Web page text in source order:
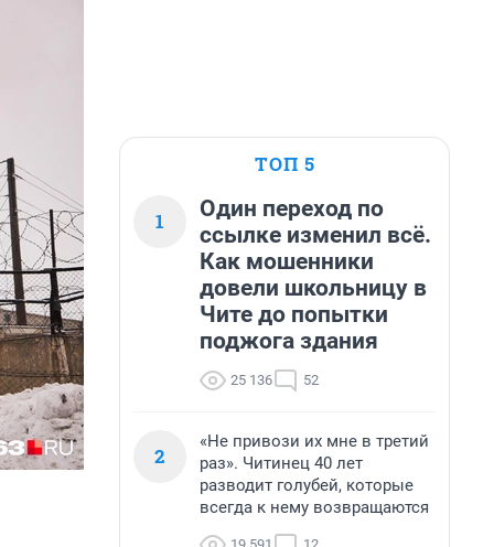
ТОП 5
1
Один переход по
ссылке изменил всё.
Как мошенники
довели школьницу в
Чите до попытки
поджога здания
25 136 52
2
«Не привози их мне в третий
раз». Читинец 40 лет
разводит голубей, которые
всегда к нему возвращаются